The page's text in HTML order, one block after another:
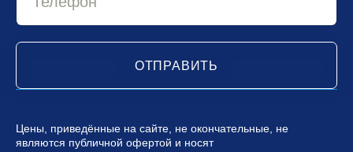
ОТПРАВИТЬ
Цены, приведённые на сайте, не окончательные, не
являются публичной офертой и носят